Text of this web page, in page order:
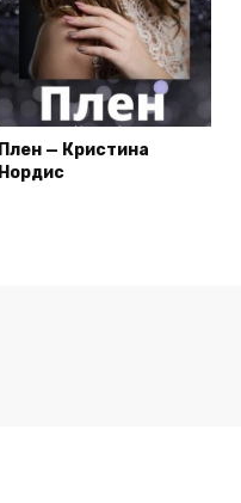
Плен — Кристина
Нордис